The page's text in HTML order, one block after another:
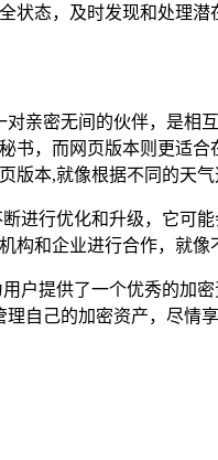
态，及时发现和处理
亲密无间的伙伴，是
，而网页版本则更适
本,就像根据不同的天气
进行优化和升级，它可
和企业进行合作，就
户提供了一个优秀的加
自己的加密资产，尽情